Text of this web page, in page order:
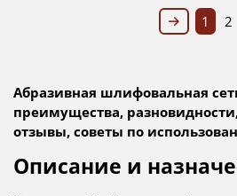
1 2
Абразивная шлифовальная
преимущества,
отзывы, советы по
Описание и